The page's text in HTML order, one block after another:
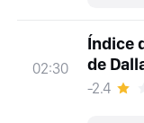
02:30
Índice
de
-2.4